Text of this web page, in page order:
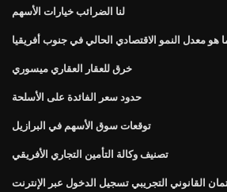
لنا الضرائب خيارات الأسهم
هو معدل النمو الاقتصادي الحالي في جنوب أفريقيا
خرق للعقار العقاري ميسوري
حدود سعر الفائدة على الأسلحة
توقعات سوق الأسهم في البرازيل
تصنيف وكالة التأمين التجاري الأفريقي
القانوني التجريبي تسجيل الدخول عبر الإنترنت